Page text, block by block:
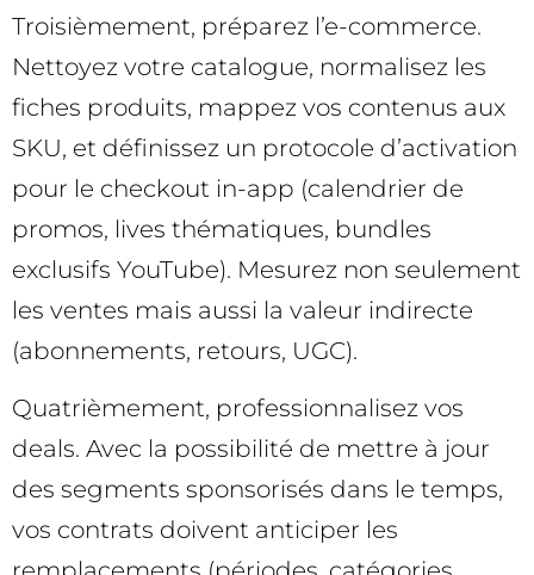
Troisièmement, préparez l’e-commerce.
Nettoyez votre catalogue, normalisez les
fiches produits, mappez vos contenus aux
SKU, et définissez un protocole d’activation
pour le checkout in-app (calendrier de
promos, lives thématiques, bundles
exclusifs YouTube). Mesurez non seulement
les ventes mais aussi la valeur indirecte
(abonnements, retours, UGC).
Quatrièmement, professionnalisez vos
deals. Avec la possibilité de mettre à jour
des segments sponsorisés dans le temps,
vos contrats doivent anticiper les